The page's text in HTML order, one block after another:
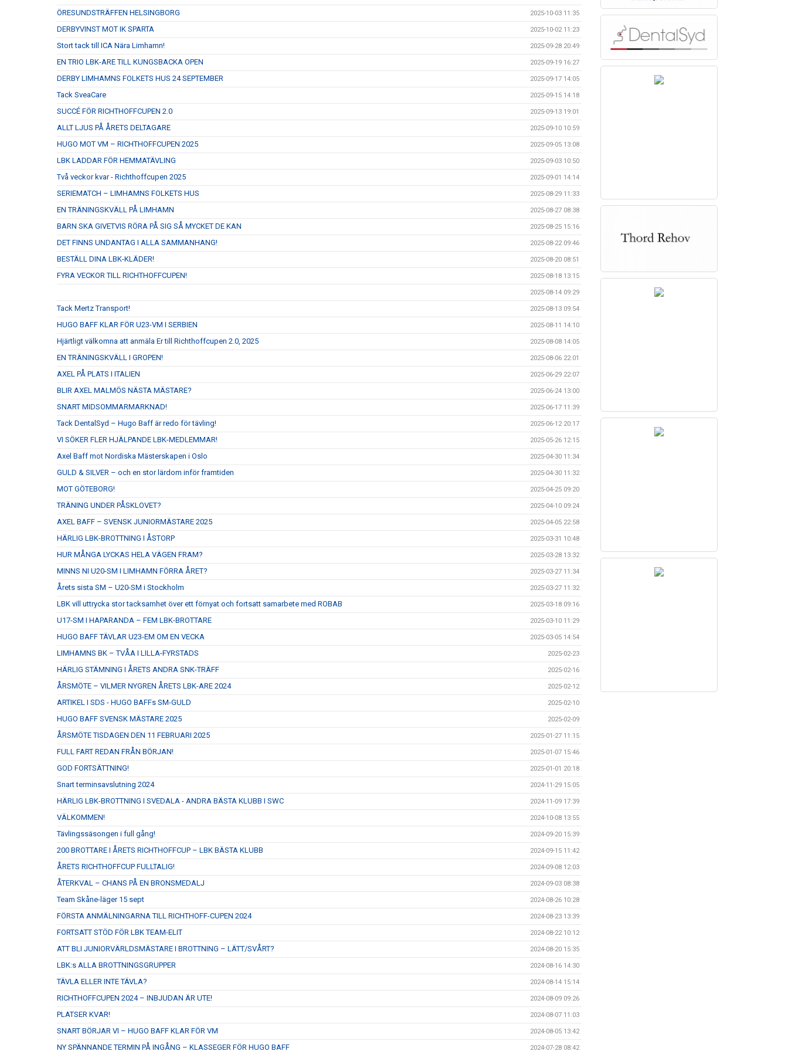
ÖRESUNDSTRÄFFEN HELSINGBORG 2025-10-03 11:35
DERBYVINST MOT IK SPARTA 2025-10-02 11:23
Stort tack till ICA Nära Limhamn! 2025-09-28 20:49
EN TRIO LBK-ARE TILL KUNGSBACKA OPEN 2025-09-19 16:27
DERBY LIMHAMNS FOLKETS HUS 24 SEPTEMBER 2025-09-17 14:05
Tack SveaCare 2025-09-15 14:18
SUCCÉ FÖR RICHTHOFFCUPEN 2.0 2025-09-13 19:01
ALLT LJUS PÅ ÅRETS DELTAGARE 2025-09-10 10:59
HUGO MOT VM – RICHTHOFFCUPEN 2025 2025-09-05 13:08
LBK LADDAR FÖR HEMMATÄVLING 2025-09-03 10:50
Två veckor kvar - Richthoffcupen 2025 2025-09-01 14:14
SERIEMATCH – LIMHAMNS FOLKETS HUS 2025-08-29 11:33
EN TRÄNINGSKVÄLL PÅ LIMHAMN 2025-08-27 08:38
BARN SKA GIVETVIS RÖRA PÅ SIG SÅ MYCKET DE KAN 2025-08-25 15:16
DET FINNS UNDANTAG I ALLA SAMMANHANG! 2025-08-22 09:46
BESTÄLL DINA LBK-KLÄDER! 2025-08-20 08:51
FYRA VECKOR TILL RICHTHOFFCUPEN! 2025-08-18 13:15
2025-08-14 09:29
Tack Mertz Transport! 2025-08-13 09:54
HUGO BAFF KLAR FÖR U23-VM I SERBIEN 2025-08-11 14:10
Hjärtligt välkomna att anmäla Er till Richthoffcupen 2.0, 2025 2025-08-08 14:05
EN TRÄNINGSKVÄLL I GROPEN! 2025-08-06 22:01
AXEL PÅ PLATS I ITALIEN 2025-06-29 22:07
BLIR AXEL MALMÖS NÄSTA MÄSTARE? 2025-06-24 13:00
SNART MIDSOMMARMARKNAD! 2025-06-17 11:39
Tack DentalSyd – Hugo Baff är redo för tävling! 2025-06-12 20:17
VI SÖKER FLER HJÄLPANDE LBK-MEDLEMMAR! 2025-05-26 12:15
Axel Baff mot Nordiska Mästerskapen i Oslo 2025-04-30 11:34
GULD & SILVER – och en stor lärdom inför framtiden 2025-04-30 11:32
MOT GÖTEBORG! 2025-04-25 09:20
TRÄNING UNDER PÅSKLOVET? 2025-04-10 09:24
AXEL BAFF – SVENSK JUNIORMÄSTARE 2025 2025-04-05 22:58
HÄRLIG LBK-BROTTNING I ÅSTORP 2025-03-31 10:48
HUR MÅNGA LYCKAS HELA VÄGEN FRAM? 2025-03-28 13:32
MINNS NI U20-SM I LIMHAMN FÖRRA ÅRET? 2025-03-27 11:34
Årets sista SM – U20-SM i Stockholm 2025-03-27 11:32
LBK vill uttrycka stor tacksamhet över ett förnyat och fortsatt samarbete med ROBAB 2025-03-18 09:16
U17-SM I HAPARANDA – FEM LBK-BROTTARE 2025-03-10 11:29
HUGO BAFF TÄVLAR U23-EM OM EN VECKA 2025-03-05 14:54
LIMHAMNS BK – TVÅA I LILLA-FYRSTADS 2025-02-23
HÄRLIG STÄMNING I ÅRETS ANDRA SNK-TRÄFF 2025-02-16
ÅRSMÖTE – VILMER NYGREN ÅRETS LBK-ARE 2024 2025-02-12
ARTIKEL I SDS - HUGO BAFFs SM-GULD 2025-02-10
HUGO BAFF SVENSK MÄSTARE 2025 2025-02-09
ÅRSMÖTE TISDAGEN DEN 11 FEBRUARI 2025 2025-01-27 11:15
FULL FART REDAN FRÅN BÖRJAN! 2025-01-07 15:46
GOD FORTSÄTTNING! 2025-01-01 20:18
Snart terminsavslutning 2024 2024-11-29 15:05
HÄRLIG LBK-BROTTNING I SVEDALA - ANDRA BÄSTA KLUBB I SWC 2024-11-09 17:39
VÄLKOMMEN! 2024-10-08 13:55
Tävlingssäsongen i full gång! 2024-09-20 15:39
200 BROTTARE I ÅRETS RICHTHOFFCUP – LBK BÄSTA KLUBB 2024-09-15 11:42
ÅRETS RICHTHOFFCUP FULLTALIG! 2024-09-08 12:03
ÅTERKVAL – CHANS PÅ EN BRONSMEDALJ 2024-09-03 08:38
Team Skåne-läger 15 sept 2024-08-26 10:28
FÖRSTA ANMÄLNINGARNA TILL RICHTHOFF-CUPEN 2024 2024-08-23 13:39
FORTSATT STÖD FÖR LBK TEAM-ELIT 2024-08-22 10:12
ATT BLI JUNIORVÄRLDSMÄSTARE I BROTTNING – LÄTT/SVÅRT? 2024-08-20 15:35
LBK:s ALLA BROTTNINGSGRUPPER 2024-08-16 14:30
TÄVLA ELLER INTE TÄVLA? 2024-08-14 15:14
RICHTHOFFCUPEN 2024 – INBJUDAN ÄR UTE! 2024-08-09 09:26
PLATSER KVAR! 2024-08-07 11:03
SNART BÖRJAR VI – HUGO BAFF KLAR FÖR VM 2024-08-05 13:42
NY SPÄNNANDE TERMIN PÅ INGÅNG – KLASSEGER FÖR HUGO BAFF 2024-07-28 08:42